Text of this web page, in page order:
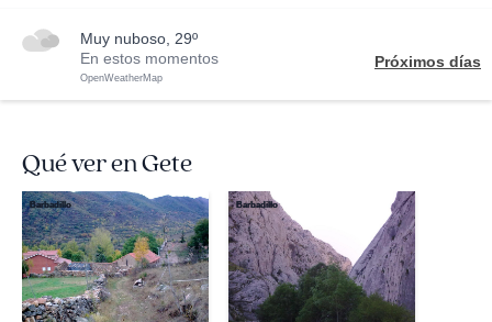
muy nuboso, 29º
En estos momentos
OpenWeatherMap
Próximos días
Qué ver en Gete
Barbadillo Barbadillo